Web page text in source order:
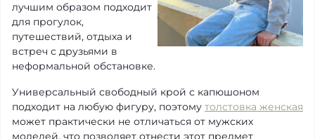
лучшим образом подходит
для прогулок,
путешествий, отдыха и
встреч с друзьями в
неформальной обстановке.
Универсальный свободный крой с капюшоном
подходит на любую фигуру, поэтому толстовка женская
может практически не отличаться от мужских
моделей, что позволяет отнести этот предмет